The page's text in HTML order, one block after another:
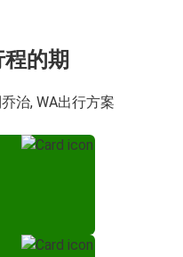
的期
治, WA出行方案